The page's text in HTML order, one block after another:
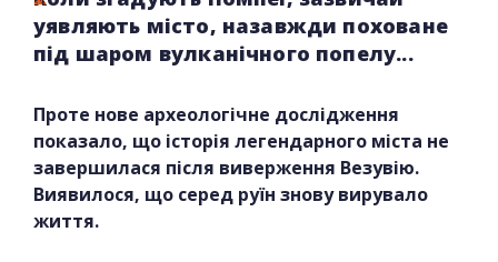
уявляють місто, назавжди поховане
під шаром вулканічного попелу...
Проте нове археологічне дослідження
показало, що історія легендарного міста не
завершилася після виверження Везувію.
Виявилося, що серед руїн знову вирувало
життя.